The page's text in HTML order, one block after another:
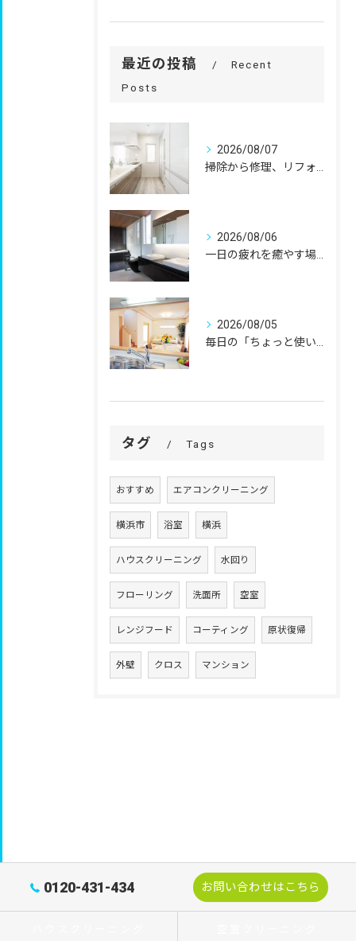
最近の投稿
Recent
Posts
2026/08/07
掃除から修理、リフォームまで。
2026/08/06
一日の疲れを癒やす場所だからこそ、
2026/08/05
毎日の「ちょっと使いにくい」を、
タグ Tags
おすすめ エアコンクリーニング
横浜市 浴室 横浜
ハウスクリーニング 水回り
フローリング 洗面所 空室
レンジフード コーティング 原状復帰
外壁 クロス マンション
0120-431-434 お問い合わせはこちら